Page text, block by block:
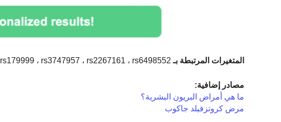
المتغيرات المرتبطة بـ sCJD: rs179999 ، rs3747957 ، rs2267161 ، rs6498552
مصادر إضافية:
ما هي أمراض البريون البشرية؟
مرض كروتزفيلد جاكوب